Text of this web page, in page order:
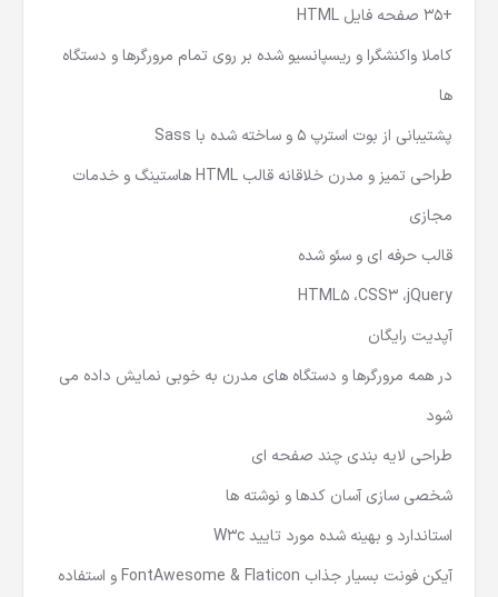
+35 صفحه فایل HTML
کاملا واکنشگرا و ریسپانسیو شده بر روی تمام مرورگرها و دستگاه
ها
پشتیبانی از بوت استرپ 5 و ساخته شده با Sass
طراحی تمیز و مدرن خلاقانه قالب HTML هاستینگ و خدمات
مجازی
قالب حرفه ای و سئو شده
HTML5 ،CSS3 ،jQuery
آپدیت رایگان
در همه مرورگرها و دستگاه های مدرن به خوبی نمایش داده می
شود
طراحی لایه بندی چند صفحه ای
شخصی سازی آسان کدها و نوشته ها
استاندارد و بهینه شده مورد تایید W3c
آیکن فونت بسیار جذاب FontAwesome & Flaticon و استفاده